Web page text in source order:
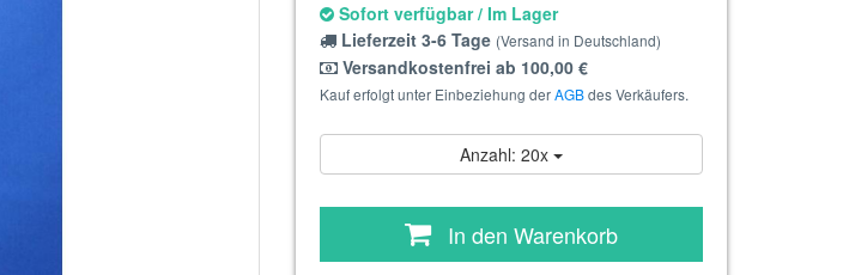
Sofort verfügbar / Im Lager
Lieferzeit 3-6 Tage (Versand in Deutschland)
Versandkostenfrei ab 100,00 €
Kauf erfolgt unter Einbeziehung derAGBdes Verkäufers.
Anzahl: 20x
In den Warenkorb